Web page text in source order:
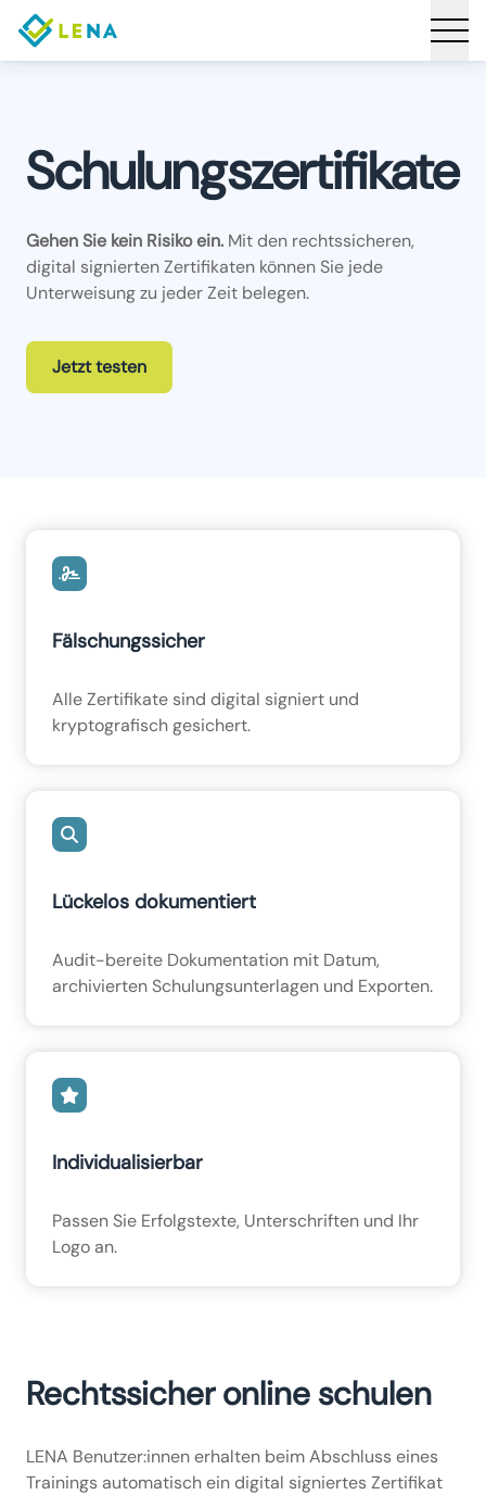
Schulungszertifikate
Gehen Sie kein Risiko ein. Mit den rechtssicheren,
digital signierten Zertifikaten können Sie jede
Unterweisung zu jeder Zeit belegen.
Jetzt testen
Fälschungssicher
Alle Zertifikate sind digital signiert und
kryptografisch gesichert.
Lückelos dokumentiert
Audit-bereite Dokumentation mit Datum,
archivierten Schulungsunterlagen und Exporten.
Individualisierbar
Passen Sie Erfolgstexte, Unterschriften und Ihr
Logo an.
Rechtssicher online schulen
LENA Benutzer:innen erhalten beim Abschluss eines
Trainings automatisch ein digital signiertes Zertifikat